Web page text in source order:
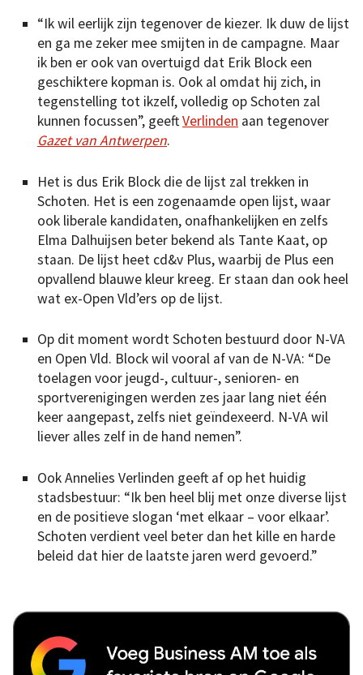
“Ik wil eerlijk zijn tegenover de kiezer. Ik duw de lijst
en ga me zeker mee smijten in de campagne. Maar
ik ben er ook van overtuigd dat Erik Block een
geschiktere kopman is. Ook al omdat hij zich, in
tegenstelling tot ikzelf, volledig op Schoten zal
kunnen focussen”, geeftVerlinden aan tegenover
Gazet van Antwerpen.
Het is dus Erik Block die de lijst zal trekken in
Schoten. Het is een zogenaamde open lijst, waar
ook liberale kandidaten, onafhankelijken en zelfs
Elma Dalhuijsen beter bekend als Tante Kaat, op
staan. De lijst heet cd&v Plus, waarbij de Plus een
opvallend blauwe kleur kreeg. Er staan dan ook heel
wat ex-Open Vld’ers op de lijst.
Op dit moment wordt Schoten bestuurd door N-VA
en Open Vld. Block wil vooral af van de N-VA: “De
toelagen voor jeugd-, cultuur-, senioren- en
sportverenigingen werden zes jaar lang niet één
keer aangepast, zelfs niet geïndexeerd. N-VA wil
liever alles zelf in de hand nemen”.
Ook Annelies Verlinden geeft af op het huidig
stadsbestuur: “Ik ben heel blij met onze diverse lijst
en de positieve slogan ‘met elkaar – voor elkaar’.
Schoten verdient veel beter dan het kille en harde
beleid dat hier de laatste jaren werd gevoerd.”